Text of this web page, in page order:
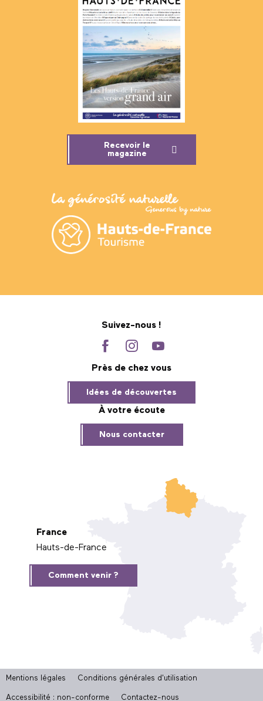
Recevoir le
magazine
Suivez-nous !
Près de chez vous
Idées de découvertes
À votre écoute
Nous contacter
France
Hauts-de-France
Comment venir ?
Mentions légales Conditions générales d'utilisation
Accessibilité : non-conforme Contactez-nous